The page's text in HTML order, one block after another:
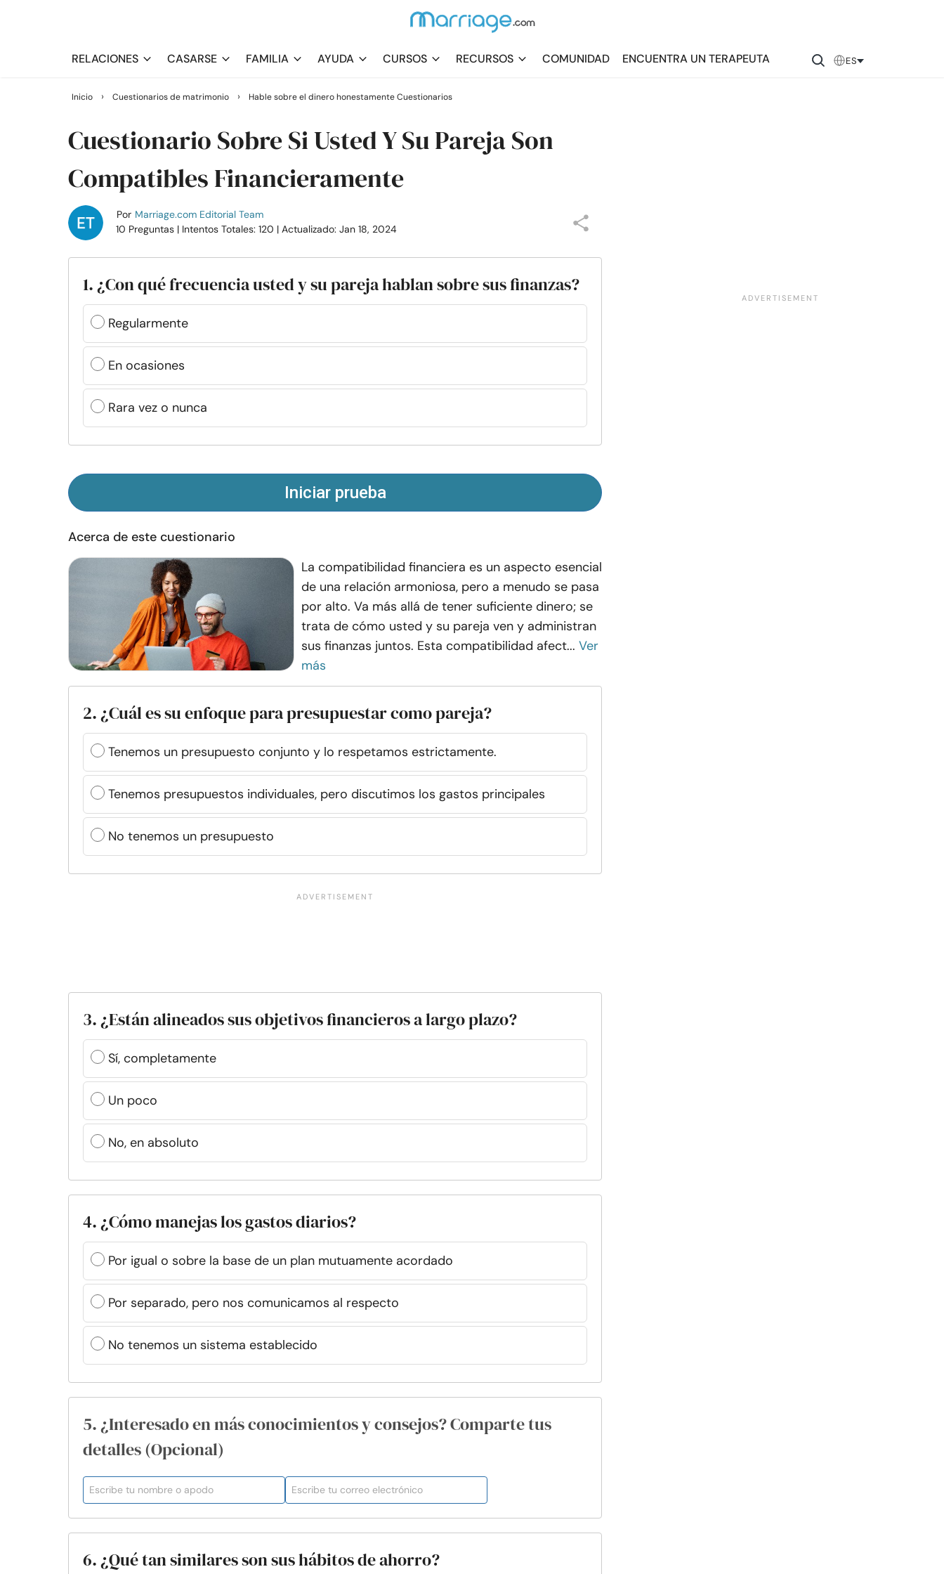
RELACIONES CASARSE FAMILIA AYUDA CURSOS RECURSOS COMUNIDAD ENCUENTRA UN TERAPEUTA ES
Inicio › Cuestionarios de matrimonio › Hable sobre el dinero honestamente Cuestionarios
Cuestionario Sobre Si Usted Y Su Pareja Son
Compatibles Financieramente
Por Marriage.com Editorial Team
10 Preguntas | Intentos Totales: 120 | Actualizado: Jan 18, 2024
1. ¿Con qué frecuencia usted y su pareja hablan sobre sus finanzas?
Regularmente
En ocasiones
Rara vez o nunca
Iniciar prueba
Acerca de este cuestionario
La compatibilidad financiera es un aspecto esencial
de una relación armoniosa, pero a menudo se pasa
por alto. Va más allá de tener suficiente dinero; se
trata de cómo usted y su pareja ven y administran
sus finanzas juntos. Esta compatibilidad afect... Ver
más
2. ¿Cuál es su enfoque para presupuestar como pareja?
Tenemos un presupuesto conjunto y lo respetamos estrictamente.
Tenemos presupuestos individuales, pero discutimos los gastos principales
No tenemos un presupuesto
3. ¿Están alineados sus objetivos financieros a largo plazo?
Sí, completamente
Un poco
No, en absoluto
4. ¿Cómo manejas los gastos diarios?
Por igual o sobre la base de un plan mutuamente acordado
Por separado, pero nos comunicamos al respecto
No tenemos un sistema establecido
5. ¿Interesado en más conocimientos y consejos? Comparte tus
detalles (Opcional)
6. ¿Qué tan similares son sus hábitos de ahorro?